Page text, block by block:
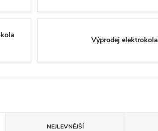
Výprodej elektrokola
NEJLEVNĚJŠÍ